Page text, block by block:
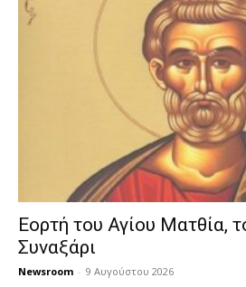
Εορτή του Αγίου Ματθία,
Συναξάρι
Newsroom - 9 Αυγούστου 2026